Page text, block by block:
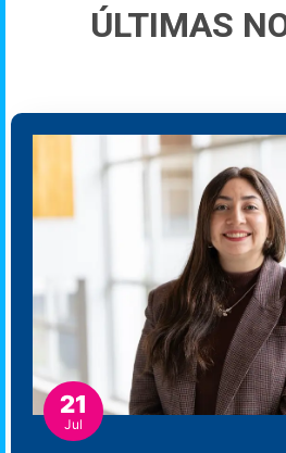
ÚLTIMAS
21
Jul